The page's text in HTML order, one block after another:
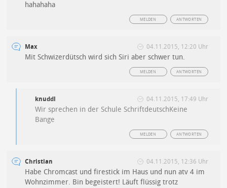
hahahaha
ANTWORTEN
MELDEN
Max 04.11.2015, 12:20 Uhr
Mit Schwizerdütsch wird sich Siri aber schwer tun.
ANTWORTEN
MELDEN
knuddl 04.11.2015, 17:49 Uhr
Wir sprechen in der Schule SchriftdeutschKeine
Bange
ANTWORTEN
MELDEN
Christian 04.11.2015, 12:36 Uhr
Habe Chromcast und firestick im Haus und nun atv 4 im
Wohnzimmer. Bin begeistert! Läuft flüssig trotz